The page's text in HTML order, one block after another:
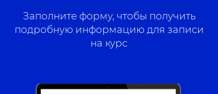
Заполните форму, чтобы получить
подробную информацию для записи
на курс